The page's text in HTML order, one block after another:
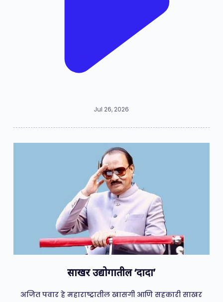
Jul 26, 2026
साखर उद्योगातील ‘दादा’
अजित पवार हे महाराष्ट्रातील खासगी आणि सहकारी साखर